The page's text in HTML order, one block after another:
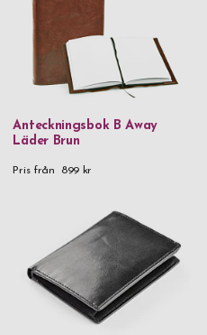
Anteckningsbok B Away
Läder Brun
Pris från 899 kr